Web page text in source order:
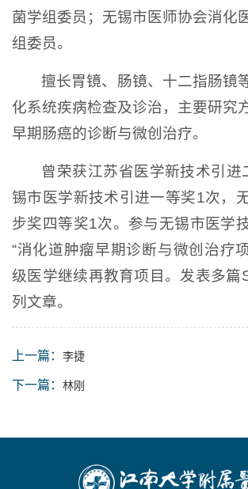
菌学组委员；无锡市医师协会消化
组委员。
擅长胃镜、肠镜、十二指肠镜
化系统疾病检查及诊治，主要研究
早期肠癌的诊断与微创治疗。
曾荣获江苏省医学新技术引进
锡市医学新技术引进一等奖1次，
步奖四等奖1次。参与无锡市医学
“消化道肿瘤早期诊断与微创治疗
级医学继续再教育项目。发表多篇
列文章。
上一篇： 李捷
下一篇： 林刚